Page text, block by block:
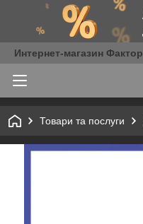
Интернет-магазин Фактор
Товари та послуги